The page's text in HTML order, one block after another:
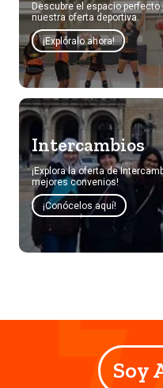
Descubre el espacio perfecto
nuestra oferta deportiva.
¡Explóralo ahora!
Intercambios
¡Explora la oferta de
mejores convenios!
¡Conócelos aquí!
Soy